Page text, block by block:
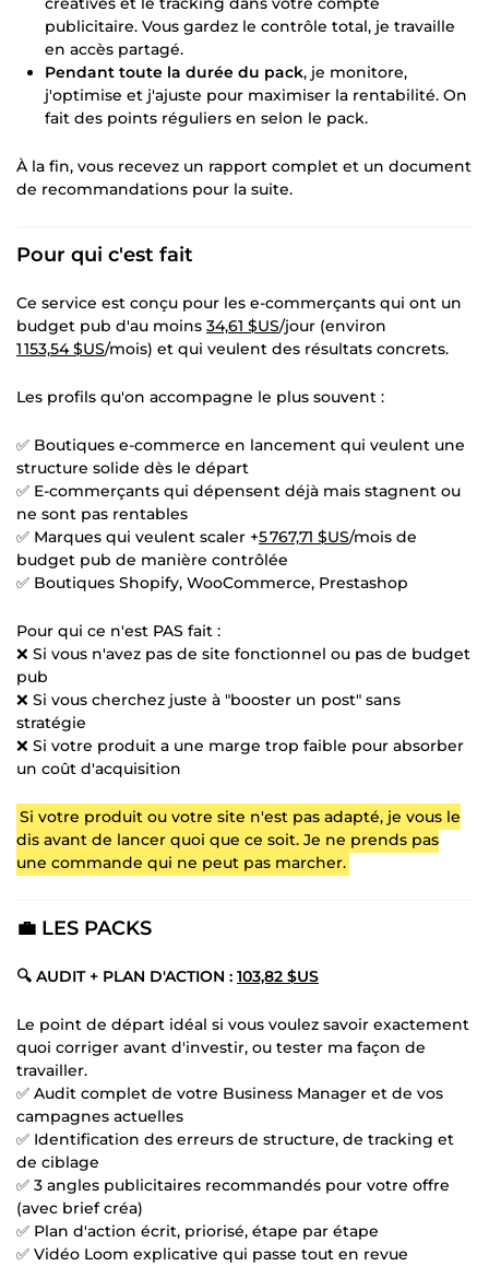
publicitaire. Vous gardez le contrôle total, je travaille
en accès partagé.
Pendant toute la durée du pack, je monitore,
j'optimise et j'ajuste pour maximiser la rentabilité. On
fait des points réguliers en selon le pack.
À la fin, vous recevez un rapport complet et un document
de recommandations pour la suite.
Pour qui c'est fait
Ce service est conçu pour les e-commerçants qui ont un
budget pub d'au moins 34,61 $US/jour (environ
1 153,54 $US/mois) et qui veulent des résultats concrets.
Les profils qu'on accompagne le plus souvent :
✅ Boutiques e-commerce en lancement qui veulent une
structure solide dès le départ
✅ E-commerçants qui dépensent déjà mais stagnent ou
ne sont pas rentables
✅ Marques qui veulent scaler +5 767,71 $US/mois de
budget pub de manière contrôlée
✅ Boutiques Shopify, WooCommerce, Prestashop
Pour qui ce n'est PAS fait :
❌ Si vous n'avez pas de site fonctionnel ou pas de budget
pub
❌ Si vous cherchez juste à "booster un post" sans
stratégie
❌ Si votre produit a une marge trop faible pour absorber
un coût d'acquisition
Si votre produit ou votre site n'est pas adapté, je vous le
dis avant de lancer quoi que ce soit. Je ne prends pas
une commande qui ne peut pas marcher.
💼 LES PACKS
🔍 AUDIT + PLAN D'ACTION : 103,82 $US
Le point de départ idéal si vous voulez savoir exactement
quoi corriger avant d'investir, ou tester ma façon de
travailler.
✅ Audit complet de votre Business Manager et de vos
campagnes actuelles
✅ Identification des erreurs de structure, de tracking et
de ciblage
✅ 3 angles publicitaires recommandés pour votre offre
(avec brief créa)
✅ Plan d'action écrit, priorisé, étape par étape
✅ Vidéo Loom explicative qui passe tout en revue